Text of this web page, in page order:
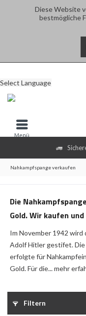
Diese Website
bestmögliche
Select Language
Menü
Nahkampfspange verkaufen
Die
Gold. Wir kaufen
Im November 1942 wird
Adolf Hitler gestifet.
erfolgte für
Gold. Für die...mehr
Filtern